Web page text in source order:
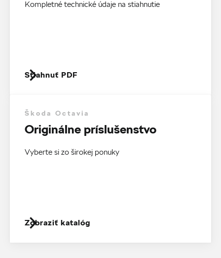
Kompletné technické údaje na stiahnutie
Stiahnuť PDF
Škoda Octavia
Originálne príslušenstvo
Vyberte si zo širokej ponuky
Zobraziť katalóg